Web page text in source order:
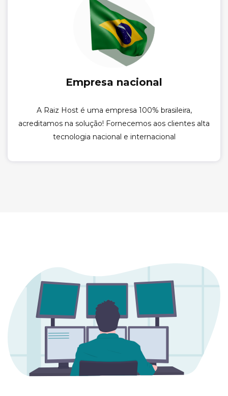
Empresa nacional
A Raiz Host é uma empresa 100% brasileira,
acreditamos na solução! Fornecemos aos clientes alta
tecnologia nacional e internacional